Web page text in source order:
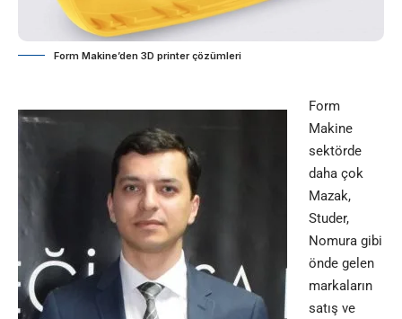
Form Makine’den 3D printer çözümleri
Form
Makine
sektörde
daha çok
Mazak,
Studer,
Nomura gibi
önde gelen
markaların
satış ve